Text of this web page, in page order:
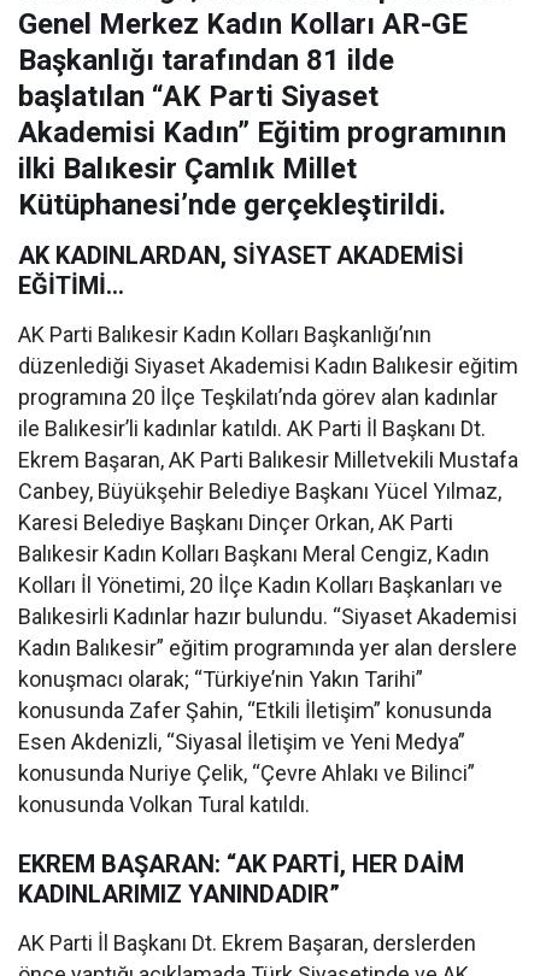
Genel Merkez Kadın Kolları AR-GE
Başkanlığı tarafından 81 ilde
başlatılan “AK Parti Siyaset
Akademisi Kadın” Eğitim programının
ilki Balıkesir Çamlık Millet
Kütüphanesi’nde gerçekleştirildi.
AK KADINLARDAN, SİYASET AKADEMİSİ
EĞİTİMİ…
AK Parti Balıkesir Kadın Kolları Başkanlığı’nın
düzenlediği Siyaset Akademisi Kadın Balıkesir eğitim
programına 20 İlçe Teşkilatı’nda görev alan kadınlar
ile Balıkesir’li kadınlar katıldı. AK Parti İl Başkanı Dt.
Ekrem Başaran, AK Parti Balıkesir Milletvekili Mustafa
Canbey, Büyükşehir Belediye Başkanı Yücel Yılmaz,
Karesi Belediye Başkanı Dinçer Orkan, AK Parti
Balıkesir Kadın Kolları Başkanı Meral Cengiz, Kadın
Kolları İl Yönetimi, 20 İlçe Kadın Kolları Başkanları ve
Balıkesirli Kadınlar hazır bulundu. “Siyaset Akademisi
Kadın Balıkesir” eğitim programında yer alan derslere
konuşmacı olarak; “Türkiye’nin Yakın Tarihi”
konusunda Zafer Şahin, “Etkili İletişim” konusunda
Esen Akdenizli, “Siyasal İletişim ve Yeni Medya”
konusunda Nuriye Çelik, “Çevre Ahlakı ve Bilinci”
konusunda Volkan Tural katıldı.
EKREM BAŞARAN: “AK PARTİ, HER DAİM
KADINLARIMIZ YANINDADIR”
AK Parti İl Başkanı Dt. Ekrem Başaran, derslerden